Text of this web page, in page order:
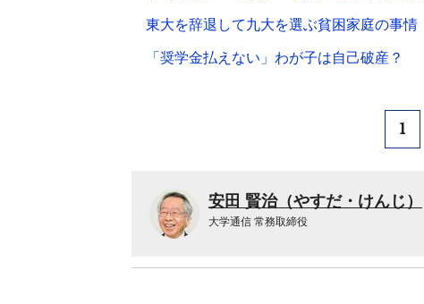
東大を辞退して九大を選ぶ貧困家庭の事情
「奨学金払えない」わが子は自己破産？
1
安田 賢治（やすだ・けんじ）
大学通信 常務取締役